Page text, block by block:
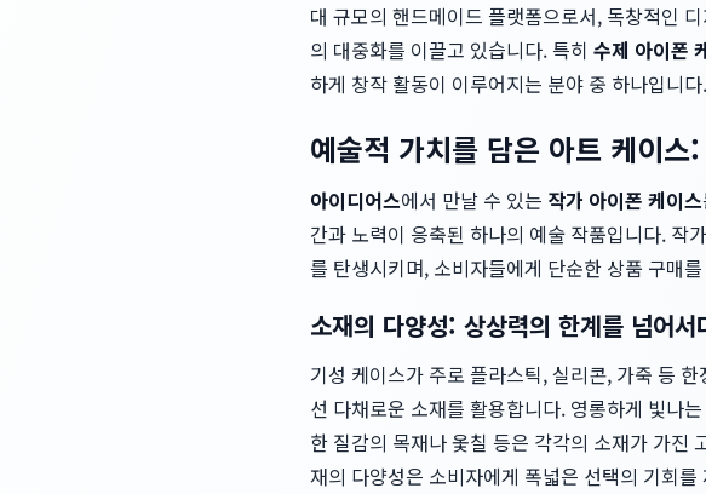
대 규모의 핸드메이드 플랫폼으로서, 독창적인
의 대중화를 이끌고 있습니다. 특히 수제 아이폰
하게 창작 활동이 이루어지는 분야 중 하나입니다.
예술적 가치를 담은 아트 케이
아이디어스에서 만날 수 있는 작가 아이폰 케이스
간과 노력이 응축된 하나의 예술 작품입니다. 작
를 탄생시키며, 소비자들에게 단순한 상품 구매
소재의 다양성: 상상력의 한계를 넘어서
기성 케이스가 주로 플라스틱, 실리콘, 가죽 등
선 다채로운 소재를 활용합니다. 영롱하게 빛나
한 질감의 목재나 옻칠 등은 각각의 소재가 가진
재의 다양성은 소비자에게 폭넓은 선택의 기회